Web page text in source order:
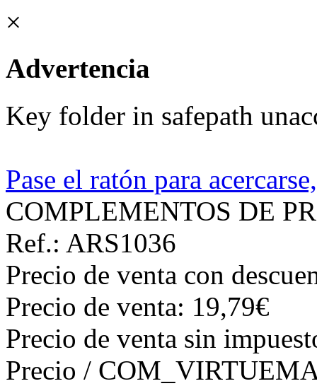
×
Advertencia
Key folder in safepath
Pase el ratón para
COMPLEMENTOS DE
Ref.: ARS1036
Precio de venta con
Precio de venta: 19,79€
Precio de venta sin
Precio /